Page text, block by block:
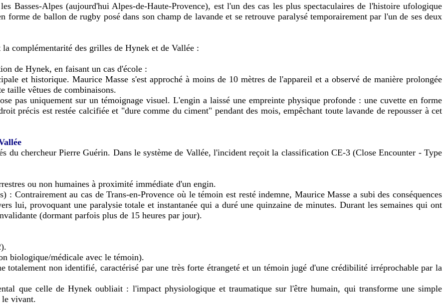
Basses-Alpes (aujourd'hui Alpes-de-Haute-Provence), est l'un des cas les plus spectaculaires de l'histoire ufologique
de ballon de rugby posé dans son champ de lavande et se retrouve paralysé temporairement par l'un de ses deux
complémentarité des grilles de Hynek et de Vallée :
de Hynek, en faisant un cas d'école :
et historique. Maurice Masse s'est approché à moins de 10 mètres de l'appareil et a observé de manière prolongée
taille vêtues de combinaisons.
pas uniquement sur un témoignage visuel. L'engin a laissé une empreinte physique profonde : une cuvette en forme
précis est restée calcifiée et "dure comme du ciment" pendant des mois, empêchant toute lavande de repousser à cet
du chercheur Pierre Guérin. Dans le système de Vallée, l'incident reçoit la classification CE-3 (Close Encounter - Type
ou non humaines à proximité immédiate d'un engin.
: Contrairement au cas de Trans-en-Provence où le témoin est resté indemne, Maurice Masse a subi des conséquences
lui, provoquant une paralysie totale et instantanée qui a duré une quinzaine de minutes. Durant les semaines qui ont
(dormant parfois plus de 15 heures par jour).
biologique/médicale avec le témoin).
totalement non identifié, caractérisé par une très forte étrangeté et un témoin jugé d'une crédibilité irréprochable par la
que celle de Hynek oubliait : l'impact physiologique et traumatique sur l'être humain, qui transforme une simple
le vivant.